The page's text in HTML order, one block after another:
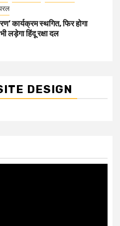
कार्यक्रम स्थगित, फिर होगा
लड़ेगा हिंदू रक्षा दल
DESIGN